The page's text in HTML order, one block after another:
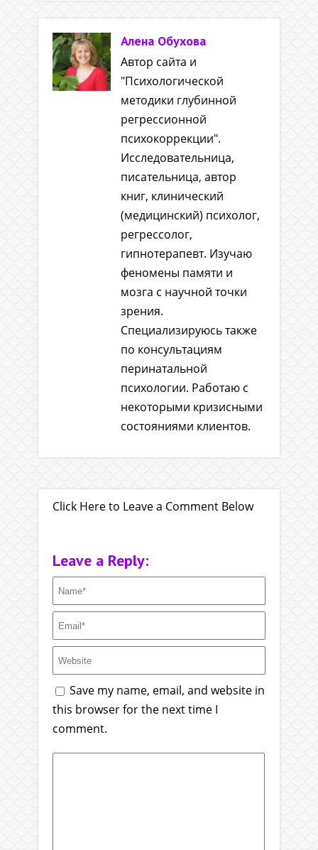
Алена Обухова
Автор сайта и
"Психологической
методики глубинной
регрессионной
психокоррекции".
Исследовательница,
писательница, автор
книг, клинический
(медицинский) психолог,
регрессолог,
гипнотерапевт. Изучаю
феномены памяти и
мозга с научной точки
зрения.
Специализируюсь также
по консультациям
перинатальной
психологии. Работаю с
некоторыми кризисными
состояниями клиентов.
Click Here to Leave a Comment Below
Leave a Reply:
Save my name, email, and website in
this browser for the next time I
comment.